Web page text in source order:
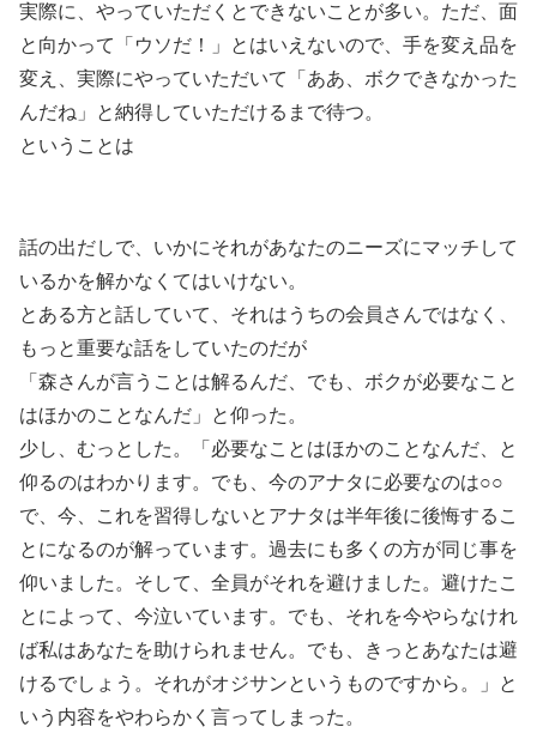
実際に、やっていただくとできないことが多い。ただ、面
と向かって「ウソだ！」とはいえないので、手を変え品を
変え、実際にやっていただいて「ああ、ボクできなかった
んだね」と納得していただけるまで待つ。
ということは
話の出だしで、いかにそれがあなたのニーズにマッチして
いるかを解かなくてはいけない。
とある方と話していて、それはうちの会員さんではなく、
もっと重要な話をしていたのだが
「森さんが言うことは解るんだ、でも、ボクが必要なこと
はほかのことなんだ」と仰った。
少し、むっとした。「必要なことはほかのことなんだ、と
仰るのはわかります。でも、今のアナタに必要なのは○○
で、今、これを習得しないとアナタは半年後に後悔するこ
とになるのが解っています。過去にも多くの方が同じ事を
仰いました。そして、全員がそれを避けました。避けたこ
とによって、今泣いています。でも、それを今やらなけれ
ば私はあなたを助けられません。でも、きっとあなたは避
けるでしょう。それがオジサンというものですから。」と
いう内容をやわらかく言ってしまった。